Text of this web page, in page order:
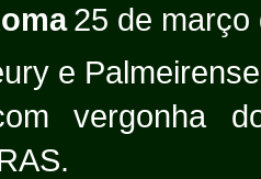
25 de março
e
vergonha